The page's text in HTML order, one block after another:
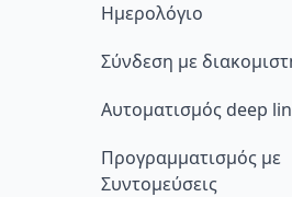
Ημερολόγιο
Σύνδεση με
Αυτοματισμός deep
Προγραμματισμός με
Συντομεύσεις